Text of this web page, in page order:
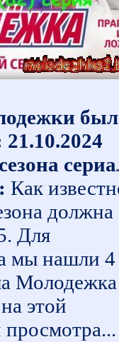
Как
должна
Для
мы нашли 4
этой
просмотра...